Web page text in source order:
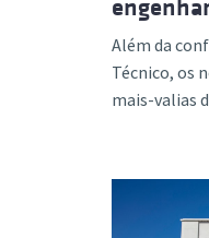
Além da
Técnico, os
mais-valias